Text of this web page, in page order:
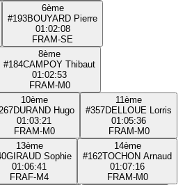
6ème
#193BOUYARD Pierre
01:02:08
FRAM-SE
8ème
#184CAMPOY Thibaut
01:02:53
FRAM-M0
10ème
DURAND Hugo
01:03:21
FRAM-M0
11ème
#357DELLOUE Lorris
01:05:36
FRAM-M0
13ème
GIRAUD Sophie
01:06:41
FRAF-M4
14ème
#162TOCHON Arnaud
01:07:16
FRAM-M0